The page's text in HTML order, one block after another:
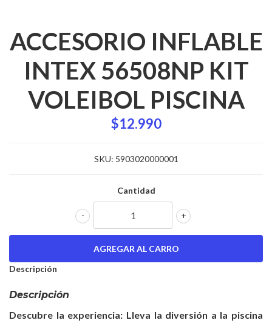
ACCESORIO INFLABLE
INTEX 56508NP KIT
VOLEIBOL PISCINA
$12.990
SKU: 5903020000001
Cantidad
+
-
Descripción
Descripción
Descubre la experiencia: Lleva la diversión a la piscina